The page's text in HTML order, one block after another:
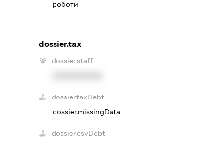
роботи
dossier.tax
dossier.staff
dossier.taxDebt
dossier.missingData
dossier.esvDebt